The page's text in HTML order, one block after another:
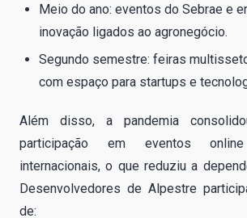
Meio do ano: eventos do Sebrae e
inovação ligados ao agronegócio.
Segundo semestre: feiras
com espaço para startups e
Além disso, a pandemia
participação em eventos
internacionais, o que reduziu a
Desenvolvedores de Alpestre
de: